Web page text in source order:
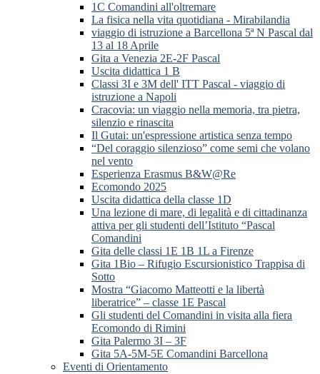
1C Comandini all'oltremare
La fisica nella vita quotidiana - Mirabilandia
viaggio di istruzione a Barcellona 5ª N Pascal dal
13 al 18 Aprile
Gita a Venezia 2E-2F Pascal
Uscita didattica 1 B
Classi 3I e 3M dell' ITT Pascal - viaggio di
istruzione a Napoli
Cracovia: un viaggio nella memoria, tra pietra,
silenzio e rinascita
Il Gutai: un'espressione artistica senza tempo
“Del coraggio silenzioso” come semi che volano
nel vento
Esperienza Erasmus B&W@Re
Ecomondo 2025
Uscita didattica della classe 1D
Una lezione di mare, di legalità e di cittadinanza
attiva per gli studenti dell’Istituto “Pascal
Comandini
Gita delle classi 1E 1B 1L a Firenze
Gita 1Bio – Rifugio Escursionistico Trappisa di
Sotto
Mostra “Giacomo Matteotti e la libertà
liberatrice” – classe 1E Pascal
Gli studenti del Comandini in visita alla fiera
Ecomondo di Rimini
Gita Palermo 3I – 3F
Gita 5A-5M-5E Comandini Barcellona
Eventi di Orientamento